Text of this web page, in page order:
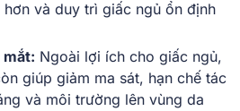
hơn và duy trì giấc ngủ ổn định
mắt: Ngoài lợi ích cho giấc ngủ,
giúp giảm ma sát, hạn chế tác
và môi trường lên vùng da